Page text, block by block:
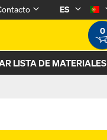
ES
0
LISTA DE MATERIALES